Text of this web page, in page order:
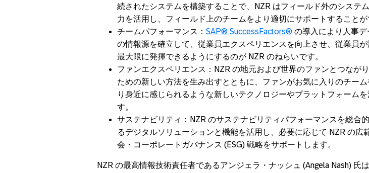
続されたシステムを構築することで、NZR はフィールド外のシステ
力を活用し、フィールド上のチームをより適切にサポートすることが
チームパフォーマンス： SAP® SuccessFactors® の導入により人事デ
の情報源を確立して、従業員エクスペリエンスを向上させ、従業員
最大限に発揮できるようにするのが NZR のねらいです。
ファンエクスペリエンス：NZR の地元および世界のファンとつなが
ための新しい方法を生み出すとともに、ファンがお気に入りのチーム
り身近に感じられるような新しいテクノロジーやプラットフォームを
す。
サステナビリティ：NZR のサステナビリティパフォーマンスを総合
るデジタルソリューションと機能を活用し、必要に応じて NZR の広
会・コーポレートガバナンス (ESG) 戦略をサポートします。
NZR の最高情報技術責任者であるアンジェラ・ナッシュ (Angela Nash) 氏